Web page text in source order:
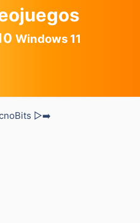
Windows 11
▷➡️